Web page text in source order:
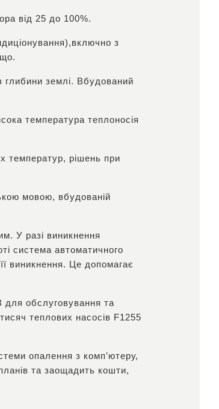
від 25 до 100%.
з
глибини землі. Вбудований
температура теплоносія
температур, рішень при
мовою, вбудованій
У разі виникнення
система автоматичного
виникнення. Це допомагає
для обслуговування та
теплових насосів F1255
опалення з комп’ютеру,
та заощадить кошти,